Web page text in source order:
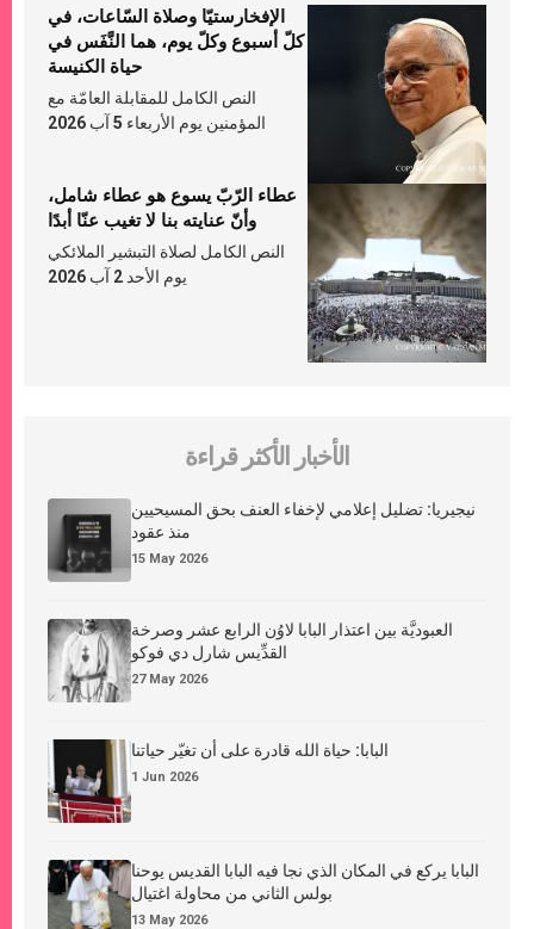
الإفخارستيّا وصلاة السّاعات، في
كلّ أسبوع وكلّ يوم، هما النَّفَس في
حياة الكنيسة
النص الكامل للمقابلة العامّة مع
المؤمنين يوم الأربعاء 5 آب 2026
عطاء الرّبّ يسوع هو عطاء شامل،
وأنّ عنايته بنا لا تغيب عنّا أبدًا
النص الكامل لصلاة التبشير الملائكي
يوم الأحد 2 آب 2026
الأخبار الأكثر قراءة
نيجيريا: تضليل إعلامي لإخفاء العنف بحق المسيحيين
منذ عقود
15 May 2026
العبوديَّة بين اعتذار البابا لاوُن الرابع عشر وصرخة
القدِّيس شارل دي فوكو
27 May 2026
البابا: حياة الله قادرة على أن تغيّر حياتنا
1 Jun 2026
البابا يركع في المكان الذي نجا فيه البابا القديس يوحنا
بولس الثاني من محاولة اغتيال
13 May 2026